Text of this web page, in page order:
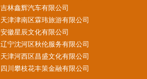
吉林鑫辉汽车有限公司
天津津南区霖玮旅游有限公司
安徽星辰文化有限公司
辽宁沈河区秋伦服务有限公司
天津河西区昌盛文化有限公司
四川攀枝花丰策金融有限公司